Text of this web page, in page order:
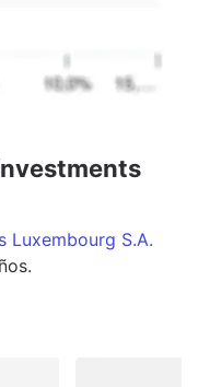
Luxembourg S.A.